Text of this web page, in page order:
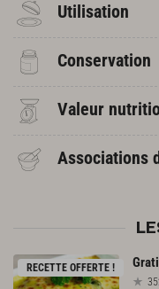
Utilisation
Conservation
Valeur
Associations
RECETTE OFFERTE !